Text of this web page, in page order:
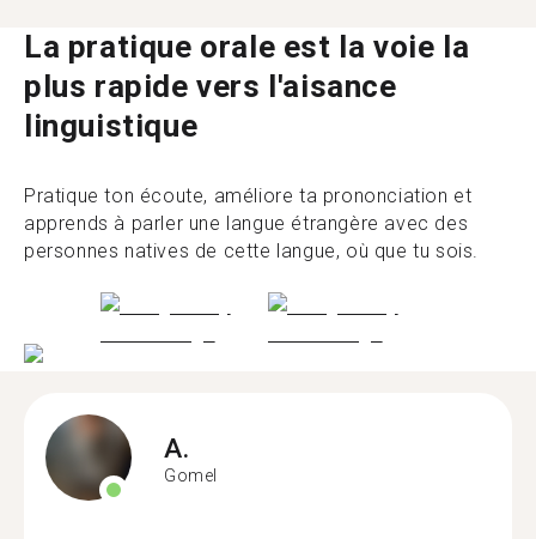
La pratique orale est la voie la
plus rapide vers l'aisance
linguistique
Pratique ton écoute, améliore ta prononciation et
apprends à parler une langue étrangère avec des
personnes natives de cette langue, où que tu sois.
A.
Gomel